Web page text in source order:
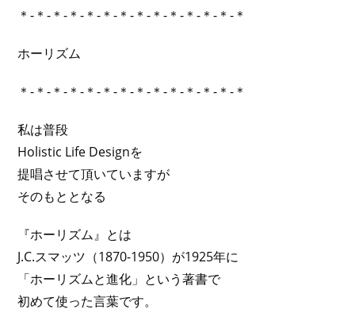
＊-＊-＊-＊-＊-＊-＊-＊-＊-＊-＊-＊-＊-＊
ホーリズム
＊-＊-＊-＊-＊-＊-＊-＊-＊-＊-＊-＊-＊-＊
私は普段
Holistic Life Designを
提唱させて頂いていますが
そのもととなる
『ホーリズム』とは
J.C.スマッツ（1870-1950）が1925年に
「ホーリズムと進化」という著書で
初めて使った言葉です。